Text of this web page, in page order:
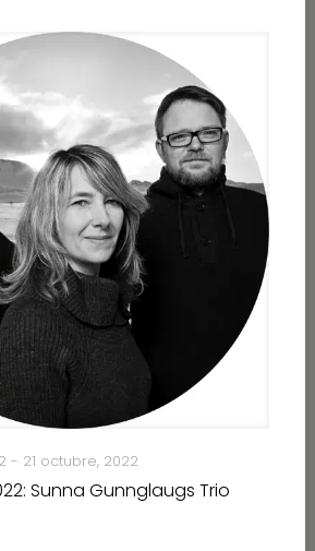
- 21 octubre, 2022
Sunna Gunnglaugs Trio